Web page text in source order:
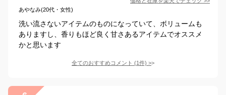
あやなみ(20代・女性)
洗い流さないアイテムのものになっていて、ボリュームも
ありますし、香りもほど良く甘さあるアイテムでオススメ
かと思います
全てのおすすめコメント (1件) >